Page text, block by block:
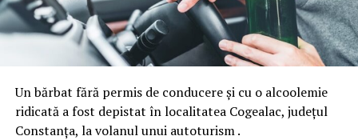
Un bărbat fără permis de conducere și cu o alcoolemie
ridicată a fost depistat în localitatea Cogealac, județul
Constanța, la volanul unui autoturism .